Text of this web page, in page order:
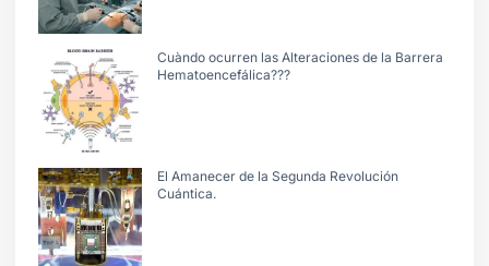
Cuàndo ocurren las Alteraciones de la Barrera
Hematoencefálica???
El Amanecer de la Segunda Revolución
Cuántica.